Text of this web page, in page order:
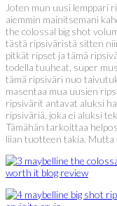
Joten mun uusi lemppari
aiemmin mainitsemani
the colossal big shot
tästä ripsiväristä sitten
pitkät ripset ja tämä
todella tuuheat, super
tämä ripsiväri nuo
masentaa mua uusien
ripsivärit antavat aluksi
ripsiväriä, joka ei aluksi
Tämähän tarkoittaa
liian tuotteen takia.